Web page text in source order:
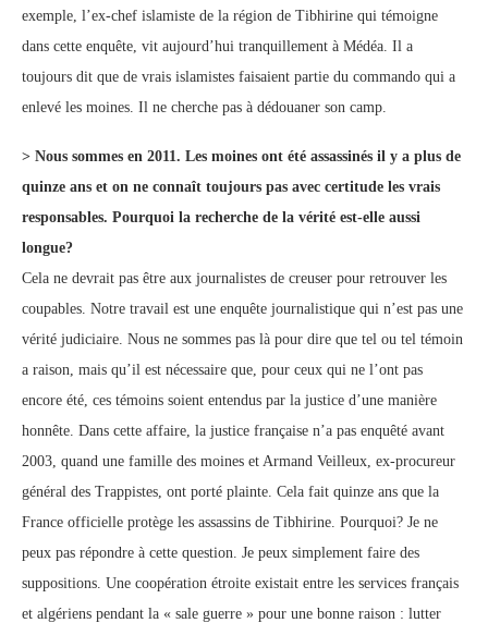
exemple, l’ex-chef islamiste de la région de Tibhirine qui témoigne
dans cette enquête, vit aujourd’hui tranquillement à Médéa. Il a
toujours dit que de vrais islamistes faisaient partie du commando qui a
enlevé les moines. Il ne cherche pas à dédouaner son camp.
> Nous sommes en 2011. Les moines ont été assassinés il y a plus de
quinze ans et on ne connaît toujours pas avec certitude les vrais
responsables. Pourquoi la recherche de la vérité est-elle aussi
longue?
Cela ne devrait pas être aux journalistes de creuser pour retrouver les
coupables. Notre travail est une enquête journalistique qui n’est pas une
vérité judiciaire. Nous ne sommes pas là pour dire que tel ou tel témoin
a raison, mais qu’il est nécessaire que, pour ceux qui ne l’ont pas
encore été, ces témoins soient entendus par la justice d’une manière
honnête. Dans cette affaire, la justice française n’a pas enquêté avant
2003, quand une famille des moines et Armand Veilleux, ex-procureur
général des Trappistes, ont porté plainte. Cela fait quinze ans que la
France officielle protège les assassins de Tibhirine. Pourquoi? Je ne
peux pas répondre à cette question. Je peux simplement faire des
suppositions. Une coopération étroite existait entre les services français
et algériens pendant la « sale guerre » pour une bonne raison : lutter